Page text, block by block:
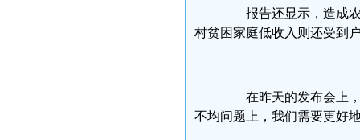
报告还显示，造成农
村贫困家庭低收入则还受到
在昨天的发布会上，
不均问题上，我们需要更好